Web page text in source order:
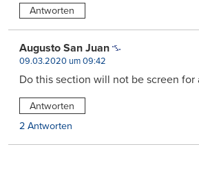
Antworten
Augusto San Juan
09.03.2020 um 09:42
Do this section will not be screen for
Antworten
2 Antworten